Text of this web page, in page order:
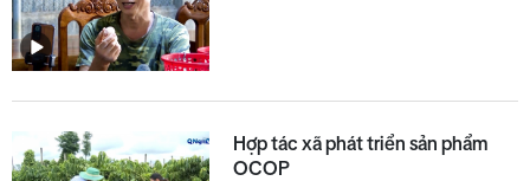
Hợp tác xã phát triển sản phẩm
OCOP